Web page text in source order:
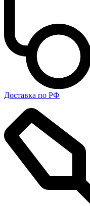
Доставка по РФ